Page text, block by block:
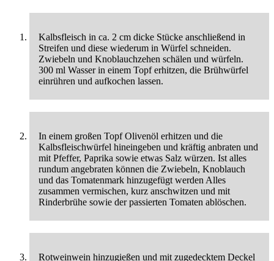
Kalbsfleisch in ca. 2 cm dicke Stücke anschließend in
Streifen und diese wiederum in Würfel schneiden.
Zwiebeln und Knoblauchzehen schälen und würfeln.
300 ml Wasser in einem Topf erhitzen, die Brühwürfel
einrühren und aufkochen lassen.
In einem großen Topf Olivenöl erhitzen und die
Kalbsfleischwürfel hineingeben und kräftig anbraten und
mit Pfeffer, Paprika sowie etwas Salz würzen. Ist alles
rundum angebraten können die Zwiebeln, Knoblauch
und das Tomatenmark hinzugefügt werden Alles
zusammen vermischen, kurz anschwitzen und mit
Rinderbrühe sowie der passierten Tomaten ablöschen.
Rotweinwein hinzugießen und mit zugedecktem Deckel